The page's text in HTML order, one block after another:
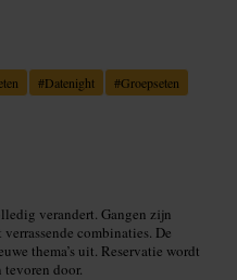
#Datenight #Groepseten
verandert. Gangen zijn
combinaties. De
thema’s uit. Reservatie wordt
tevoren door.